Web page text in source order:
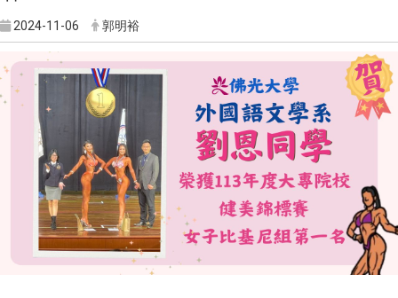
2024-11-06 郭明裕